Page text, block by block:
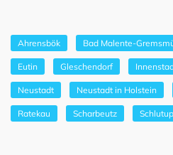
Ahrensbök Bad Malente-
Eutin Gleschendorf
Neustadt Neustadt in Holstein
Ratekau Scharbeutz Schlutup